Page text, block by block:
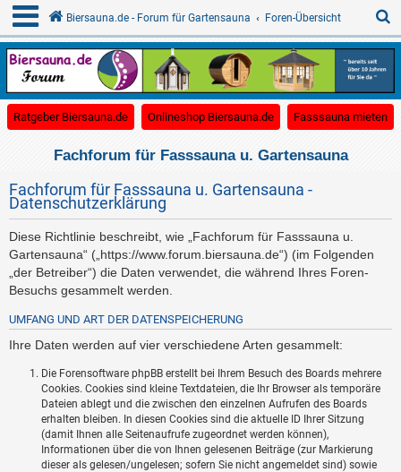
Biersauna.de - Forum für Gartensauna Foren-Übersicht
u
Ratgeber Biersauna.de(Opens a new tab)
Onlineshop Biersauna.de(Opens a new tab)
Fasssauna mieten
Fachforum für Fasssauna u. Gartensauna
Fachforum für Fasssauna u. Gartensauna -
Datenschutzerklärung
Diese Richtlinie beschreibt, wie „Fachforum für Fasssauna u.
Gartensauna“ („https://www.forum.biersauna.de“) (im Folgenden
„der Betreiber“) die Daten verwendet, die während Ihres Foren-
Besuchs gesammelt werden.
UMFANG UND ART DER DATENSPEICHERUNG
Ihre Daten werden auf vier verschiedene Arten gesammelt:
Die Forensoftware phpBB erstellt bei Ihrem Besuch des Boards mehrere
Cookies. Cookies sind kleine Textdateien, die Ihr Browser als temporäre
Dateien ablegt und die zwischen den einzelnen Aufrufen des Boards
erhalten bleiben. In diesen Cookies sind die aktuelle ID Ihrer Sitzung
(damit Ihnen alle Seitenaufrufe zugeordnet werden können),
Informationen über die von Ihnen gelesenen Beiträge (zur Markierung
dieser als gelesen/ungelesen; sofern Sie nicht angemeldet sind) sowie